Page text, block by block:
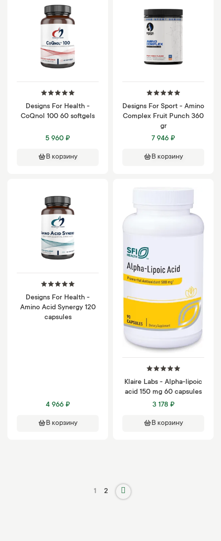
Designs For Health -
CoQnol 100 60 softgels
5 960 ₽
В корзину
Designs For Sport - Amino
Complex Fruit Punch 360
gr
7 946 ₽
В корзину
Designs For Health -
Amino Acid Synergy 120
capsules
4 966 ₽
В корзину
Klaire Labs - Alpha-lipoic
acid 150 mg 60 capsules
3 178 ₽
В корзину
1 2